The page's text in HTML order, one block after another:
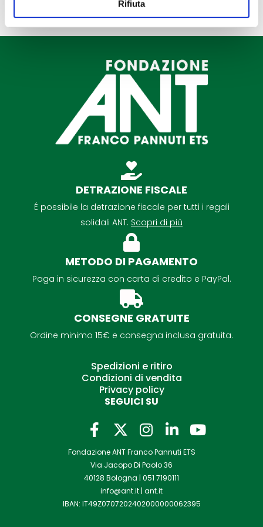
Rifiuta
DETRAZIONE FISCALE
É possibile la detrazione fiscale per tutti i regali
solidali ANT. Scopri di più
METODO DI PAGAMENTO
Paga in sicurezza con carta di credito e PayPal.
CONSEGNE GRATUITE
Ordine minimo 15€ e consegna inclusa gratuita.
Spedizioni e ritiro
Condizioni di vendita
Privacy policy
SEGUICI SU
F
a
c
e
b
o
I
n
s
t
a
g
L
i
n
k
d
Y
b
Fondazione ANT Franco Pannuti ETS
Via Jacopo Di Paolo 36
40128 Bologna | 051 7190111
info@ant.it | ant.it
IBAN: IT49Z0707202402000000062395